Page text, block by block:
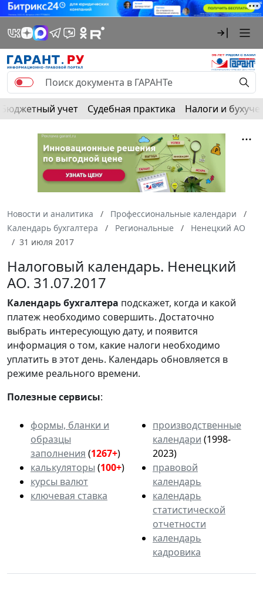
Бюджетный учет Судебная практика Налоги и
Новости и аналитика
Профессиональные календари
Календарь бухгалтера
Региональные
Ненецкий АО
31 июля 2017
Налоговый календарь. Ненецкий
АО. 31.07.2017
Календарьбухгалтера подскажет, когда и какой
платеж необходимо совершить. Достаточно
выбрать интересующую дату, и появится
информация о том, какие налоги необходимо
уплатить в этот день. Календарь обновляется в
режиме реального времени.
Полезные сервисы:
формы, бланки и
образцы
заполнения (1267+)
калькуляторы (100+)
курсы валют
ключевая ставка
производственные
календари (1998-
2023)
правовой
календарь
календарь
статистической
отчетности
календарь
кадровика